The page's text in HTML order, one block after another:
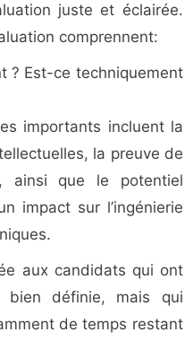
juste et éclairée.
comprennent:
? Est-ce techniquement
importants incluent la
la preuve de
ainsi que le potentiel
impact sur l’ingénierie
aux candidats qui ont
bien définie, mais qui
de temps restant